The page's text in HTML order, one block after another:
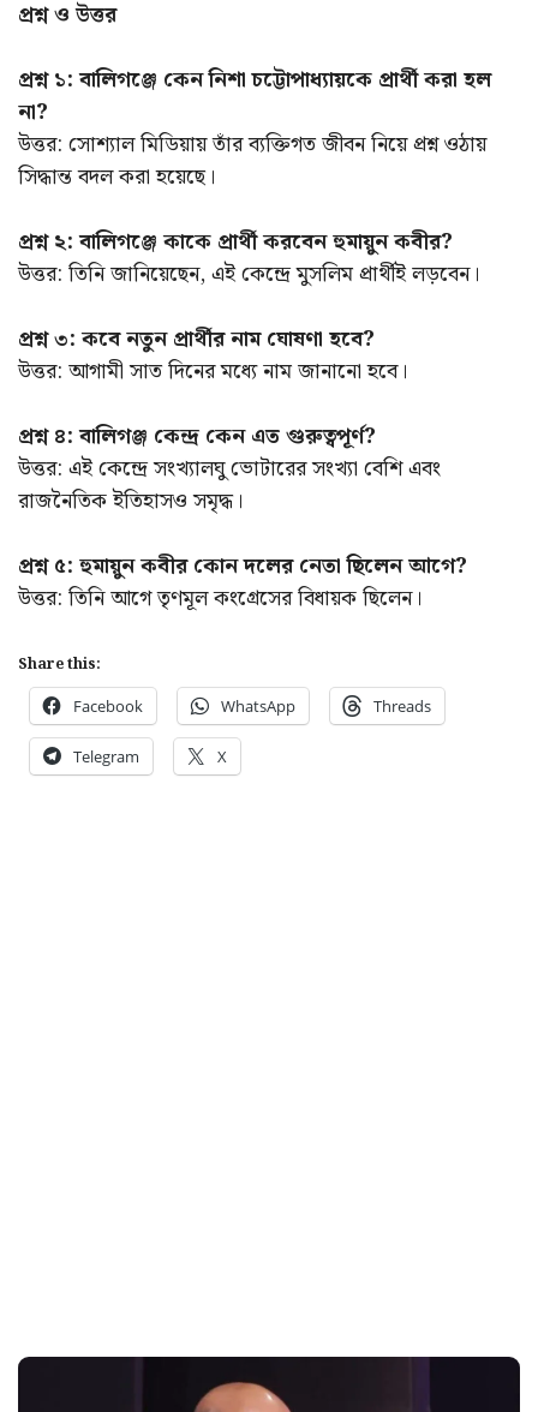
প্রশ্ন ও উত্তর
প্রশ্ন ১: বালিগঞ্জে কেন নিশা চট্টোপাধ্যায়কে প্রার্থী করা হল
না?
উত্তর: সোশ্যাল মিডিয়ায় তাঁর ব্যক্তিগত জীবন নিয়ে প্রশ্ন ওঠায়
সিদ্ধান্ত বদল করা হয়েছে।
প্রশ্ন ২: বালিগঞ্জে কাকে প্রার্থী করবেন হুমায়ুন কবীর?
উত্তর: তিনি জানিয়েছেন, এই কেন্দ্রে মুসলিম প্রার্থীই লড়বেন।
প্রশ্ন ৩: কবে নতুন প্রার্থীর নাম ঘোষণা হবে?
উত্তর: আগামী সাত দিনের মধ্যে নাম জানানো হবে।
প্রশ্ন ৪: বালিগঞ্জ কেন্দ্র কেন এত গুরুত্বপূর্ণ?
উত্তর: এই কেন্দ্রে সংখ্যালঘু ভোটারের সংখ্যা বেশি এবং
রাজনৈতিক ইতিহাসও সমৃদ্ধ।
প্রশ্ন ৫: হুমায়ুন কবীর কোন দলের নেতা ছিলেন আগে?
উত্তর: তিনি আগে তৃণমূল কংগ্রেসের বিধায়ক ছিলেন।
Share this:
Facebook WhatsApp Threads
Telegram X